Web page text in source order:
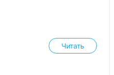
Читать